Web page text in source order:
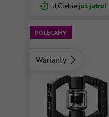
U Ciebie już jutro!
Warianty
POLECAMY